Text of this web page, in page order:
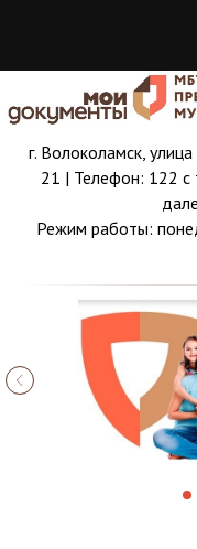
г. Волоколамск,
21 | Телефон: 122 с
Режим работы: